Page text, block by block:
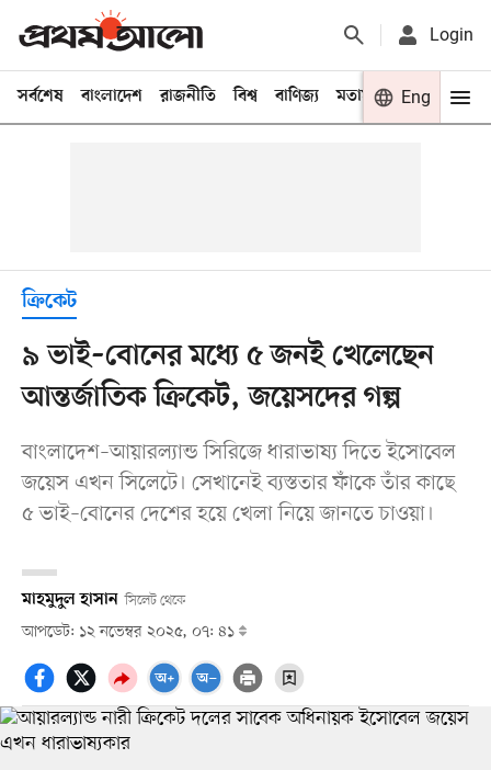
Login
সর্বশেষ বাংলাদেশ রাজনীতি বিশ্ব বাণিজ্য মতামত খেলা
Eng
ক্রিকেট
৯ ভাই–বোনের মধ্যে ৫ জনই খেলেছেন
আন্তর্জাতিক ক্রিকেট, জয়েসদের গল্প
বাংলাদেশ–আয়ারল্যান্ড সিরিজে ধারাভাষ্য দিতে ইসোবেল
জয়েস এখন সিলেটে। সেখানেই ব্যস্ততার ফাঁকে তাঁর কাছে
৫ ভাই–বোনের দেশের হয়ে খেলা নিয়ে জানতে চাওয়া।
মাহমুদুল হাসান সিলেট থেকে
আপডেট: ১২ নভেম্বর ২০২৫, ০৭: ৪১